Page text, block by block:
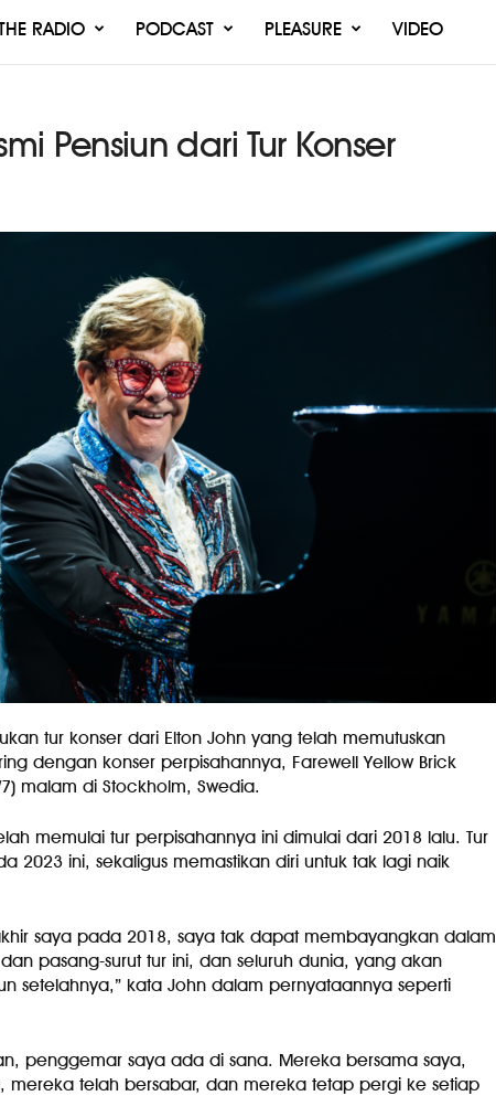
RADIO PODCAST PLEASURE VIDEO
Pensiun dari Tur Konser
tur konser dari Elton John yang telah memutuskan
dengan konser perpisahannya, Farewell Yellow Brick
malam di Stockholm, Swedia.
memulai tur perpisahannya ini dimulai dari 2018 lalu. Tur
2023 ini, sekaligus memastikan diri untuk tak lagi naik
saya pada 2018, saya tak dapat membayangkan dalam
pasang-surut tur ini, dan seluruh dunia, yang akan
setelahnya,” kata John dalam pernyataannya seperti
penggemar saya ada di sana. Mereka bersama saya,
mereka telah bersabar, dan mereka tetap pergi ke setiap